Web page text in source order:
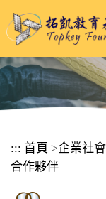
到
主
內
容
區
::: 首頁 >企業社
合作夥伴